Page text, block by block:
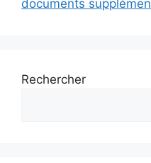
documents
Rechercher